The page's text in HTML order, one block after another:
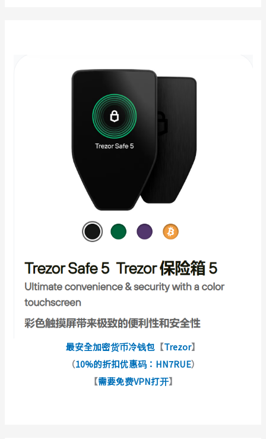
最安全加密货币冷钱包 【Trezor】
（10%的折扣优惠码：HN7RUE）
【需要免费VPN打开】